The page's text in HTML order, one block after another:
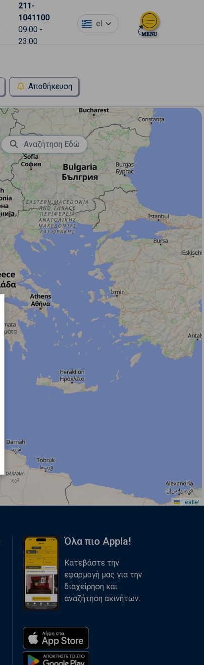
211-
1041100
09:00 -
23:00
el
Αποθήκευση
Leaflet
Αναζήτηση Εδώ
Όλα πιο Appla!
Κατεβάστε την
εφαρμογή μας για την
διαχείρηση και
αναζήτηση ακινήτων.